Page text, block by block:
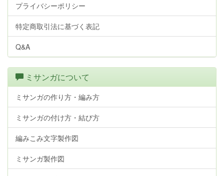
プライバシーポリシー
特定商取引法に基づく表記
Q&A
ミサンガについて
ミサンガの作り方・編み方
ミサンガの付け方・結び方
編みこみ文字製作図
ミサンガ製作図